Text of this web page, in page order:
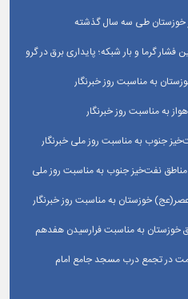
گرما و بار شبکه؛ پایداری برق در گرو
به مناسبت روز خبرنگار
به مناسبت روز خبرنگار
جنوب به مناسبت روز ملی خبرنگار
نفت‌خیز جنوب به مناسبت روز ملی
خوزستان به مناسبت روز خبرنگار
خوزستان به مناسبت فرارسیدن هفدهم
در تجمع درب مسجد جامع امام